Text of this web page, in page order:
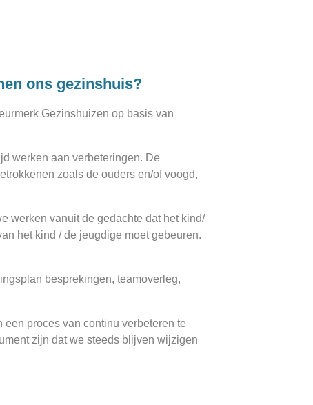
ons gezinshuis?
Gezinshuizen op basis van
werken aan verbeteringen. De
zoals de ouders en/of voogd,
werken vanuit de gedachte dat het kind/
het kind / de jeugdige moet gebeuren.
besprekingen, teamoverleg,
proces van continu verbeteren te
zijn dat we steeds blijven wijzigen